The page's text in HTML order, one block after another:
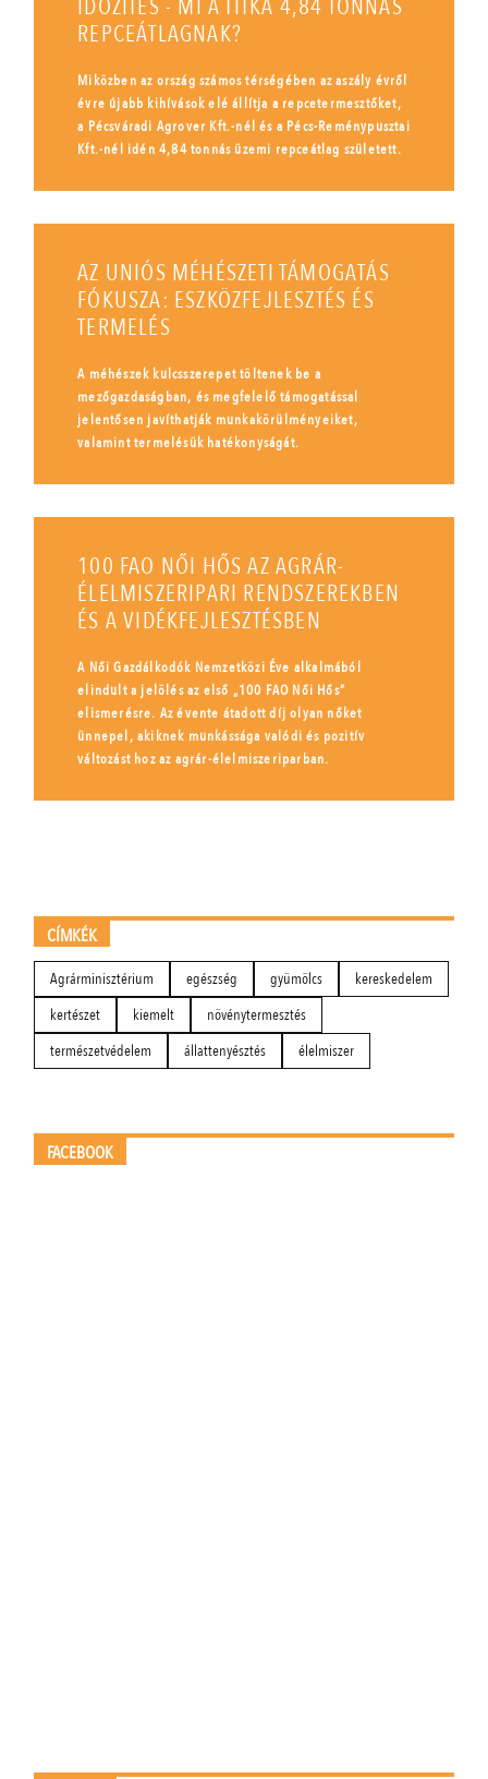
IDŐZÍTÉS - MI A TITKA 4,84 TONNÁS
REPCEÁTLAGNAK?
Miközben az ország számos térségében az aszály évről
évre újabb kihívások elé állítja a repcetermesztőket,
a Pécsváradi Agrover Kft.-nél és a Pécs-Reménypusztai
Kft.-nél idén 4,84 tonnás üzemi repceátlag született.
AZ UNIÓS MÉHÉSZETI TÁMOGATÁS
FÓKUSZA: ESZKÖZFEJLESZTÉS ÉS
TERMELÉS
A méhészek kulcsszerepet töltenek be a
mezőgazdaságban, és megfelelő támogatással
jelentősen javíthatják munkakörülményeiket,
valamint termelésük hatékonyságát.
100 FAO NŐI HŐS AZ AGRÁR-
ÉLELMISZERIPARI RENDSZEREKBEN
ÉS A VIDÉKFEJLESZTÉSBEN
A Női Gazdálkodók Nemzetközi Éve alkalmából
elindult a jelölés az első „100 FAO Női Hős”
elismerésre. Az évente átadott díj olyan nőket
ünnepel, akiknek munkássága valódi és pozitív
változást hoz az agrár-élelmiszeriparban.
CÍMKÉK
Agrárminisztérium egészség gyümölcs
kereskedelem
kertészet
kiemelt
növénytermesztés
természetvédelem
állattenyésztés élelmiszer
FACEBOOK